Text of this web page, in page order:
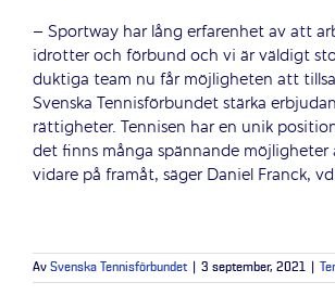
– Sportway har lång erfarenhet av att
idrotter och förbund och vi är väldigt
duktiga team nu får möjligheten att
Svenska Tennisförbundet stärka
rättigheter. Tennisen har en unik
det finns många spännande
vidare på framåt, säger Daniel Franck,
Av Svenska Tennisförbundet 3 september, 2021